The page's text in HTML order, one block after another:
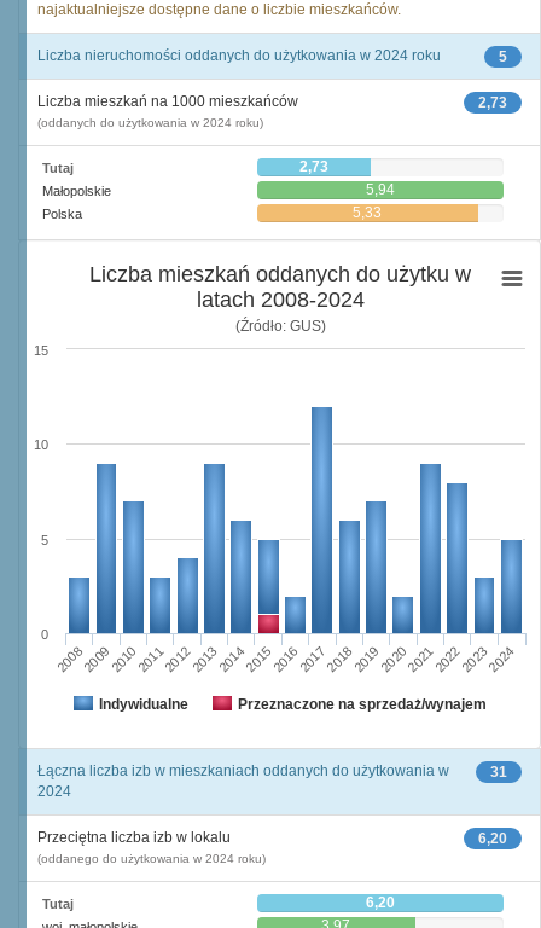
najaktualniejsze dostępne dane o liczbie mieszkańców.
5
Liczba nieruchomości oddanych do użytkowania w 2024 roku
2,73
Liczba mieszkań na 1000 mieszkańców
(oddanych do użytkowania w 2024 roku)
Tutaj 2,73
Małopolskie 5,94
Polska 5,33
Liczba mieszkań oddanych do użytku w
latach 2008-2024
(Źródło: GUS)
Indywidualne Przeznaczone na sprzedaż/wynajem
20082009201020112012201320142015201620172018201920202021202220232024
0
5
10
15
31
Łączna liczba izb w mieszkaniach oddanych do użytkowania w
2024
6,20
Przeciętna liczba izb w lokalu
(oddanego do użytkowania w 2024 roku)
Tutaj 6,20